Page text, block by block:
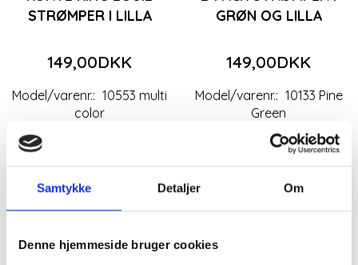
Samtykke Detaljer Om
Denne hjemmeside bruger cookies
STRØMPER I LILLA
149,00DKK
Model/varenr.: 10553 multi
color
GRØN OG LILLA
149,00DKK
Model/varenr.: 10133 Pine
Green
Skostr. 35-38